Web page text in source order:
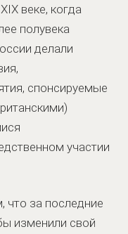
веке, когда
полувека
делали
спонсируемые
участии
что за последние
изменили свой